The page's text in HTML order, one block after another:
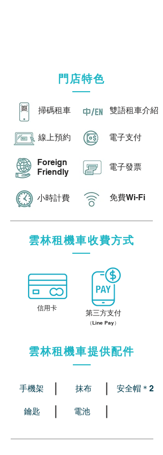
門店特色
​掃碼租車 雙語租車介紹
​線上預約​ 電子支付
Foreign
Friendly
​電子發票
​小時計費 免費Wi-Fi
雲林租機車收費方式
信用卡
第三方支付
（Line Pay）
雲林租機車提供配件
手機架 抹布 安全帽＊2
​鑰匙 ​電池